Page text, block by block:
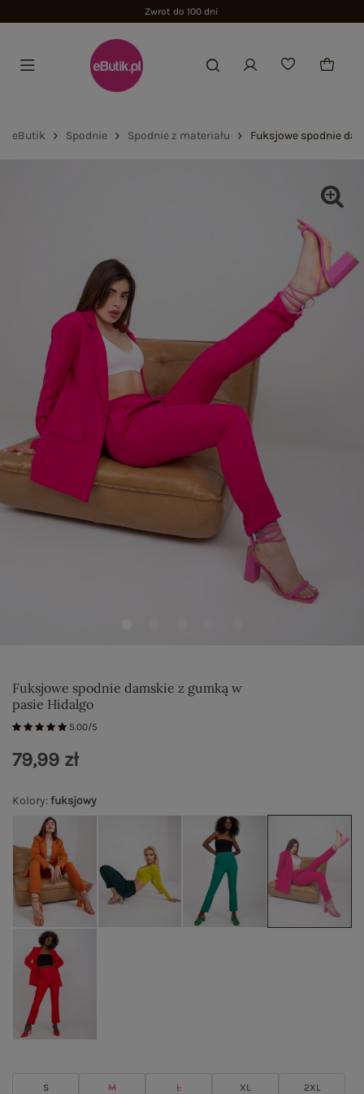
Zwrot do 100 dni
eButik Spodnie Spodnie z materiału Fuksjowe spodnie
Fuksjowe spodnie damskie z gumką w
pasie Hidalgo
5.00/5
Kolory:fuksjowy
S M L XL 2XL
79,99 zł